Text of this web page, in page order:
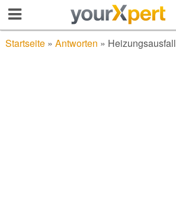
Startseite» Antworten » Heizungsausfall